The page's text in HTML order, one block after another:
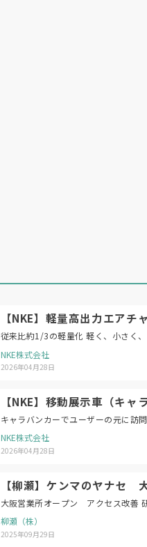
【NKE】軽量高出力エア
従来比約1/3の軽量化 軽く、小さく
NKE株式会社
2026年04月28日
【NKE】移動展示車（キ
キャラバンカーでユーザーの元に訪問
NKE株式会社
2026年04月28日
【柳瀬】ケンマのヤナセ
大阪営業所オープン アクセス改善
柳瀬（株）
2025年09月29日